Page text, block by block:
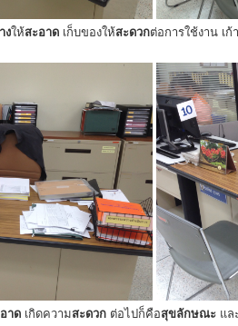
งให้สะอาดเก็บของให้สะดวกต่อการใช้งาน เก้
าดเกิดความสะดวกต่อไปก็คือสุขลักษณะ แล